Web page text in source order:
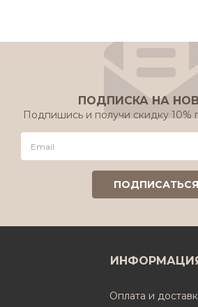
ПОДПИСКА НА
Подпишись и получи скидку 10%
Оплата и